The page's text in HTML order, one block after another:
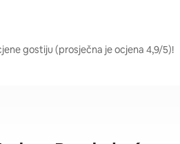
gostiju (prosječna je ocjena 4,9/5)!